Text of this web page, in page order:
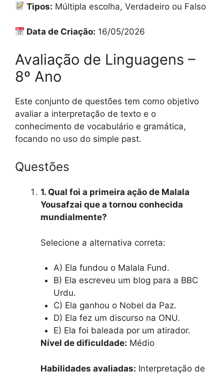
Tipos: Múltipla escolha, Verdadeiro ou Falso
Data de Criação: 16/05/2026
Avaliação de Linguagens –
8º Ano
Este conjunto de questões tem como objetivo
avaliar a interpretação de texto e o
conhecimento de vocabulário e gramática,
focando no uso do simple past.
Questões
1. Qual foi a primeira ação de Malala
Yousafzai que a tornou conhecida
mundialmente?
Selecione a alternativa correta:
A) Ela fundou o Malala Fund.
B) Ela escreveu um blog para a BBC
Urdu.
C) Ela ganhou o Nobel da Paz.
D) Ela fez um discurso na ONU.
E) Ela foi baleada por um atirador.
Nível de dificuldade: Médio
Habilidades avaliadas: Interpretação de